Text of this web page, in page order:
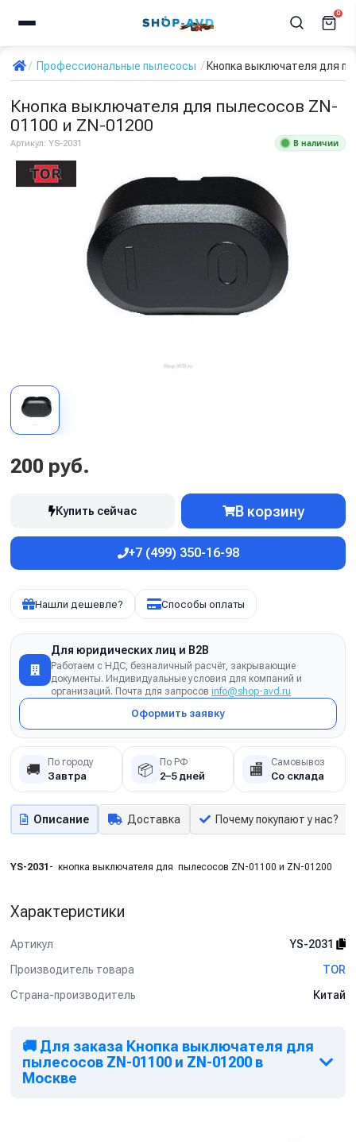
0
Профессиональные пылесосы Кнопка выключателя для
Кнопка выключателя для пылесосов ZN-
01100 и ZN-01200
Артикул: YS-2031 В наличии
200 руб.
Купить сейчас В корзину
+7 (499) 350-16-98
Нашли дешевле? Способы оплаты
Для юридических лиц и B2B
Работаем с НДС, безналичный расчёт, закрывающие
документы. Индивидуальные условия для компаний и
организаций. Почта для запросов info@shop-avd.ru
Оформить заявку
🚚 По городу
Завтра 📦 По РФ
2–5 дней 🏬 Самовывоз
Со склада
Описание Доставка Почему покупают у нас?
YS-2031 - кнопка выключателя для пылесосов ZN-01100 и ZN-01200
Характеристики
Артикул
YS-2031
Производитель товара
TOR
Страна-производитель
Китай
🚚 Для заказа Кнопка выключателя для
пылесосов ZN-01100 и ZN-01200 в
Москве